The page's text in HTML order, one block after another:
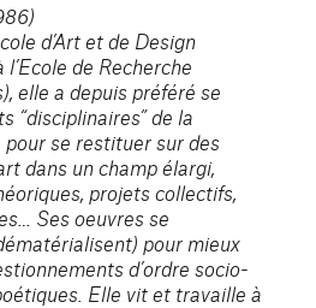
d’Art et de Design
de Recherche
elle a depuis préféré se
“disciplinaires” de la
se restituer sur des
dans un champ élargi,
projets collectifs,
Ses oeuvres se
pour mieux
d’ordre socio-
Elle vit et travaille à